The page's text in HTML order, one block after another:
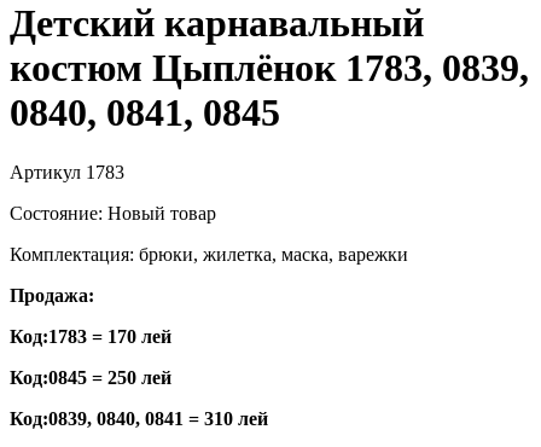
Детский карнавальный
костюм Цыплёнок 1783, 0839,
0840, 0841, 0845
Артикул 1783
Состояние: Новый товар
Комплектация: брюки, жилетка, маска, варежки
Продажа:
Код:1783 = 170 лей
Код:0845 = 250 лей
Код:0839, 0840, 0841 = 310 лей